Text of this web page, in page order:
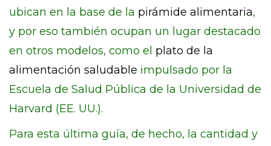
ubican en la base de la pirámide alimentaria,
y por eso también ocupan un lugar destacado
en otros modelos, como el plato de la
alimentación saludable impulsado por la
Escuela de Salud Pública de la Universidad de
Harvard (EE. UU.).
Para esta última guía, de hecho, la cantidad y